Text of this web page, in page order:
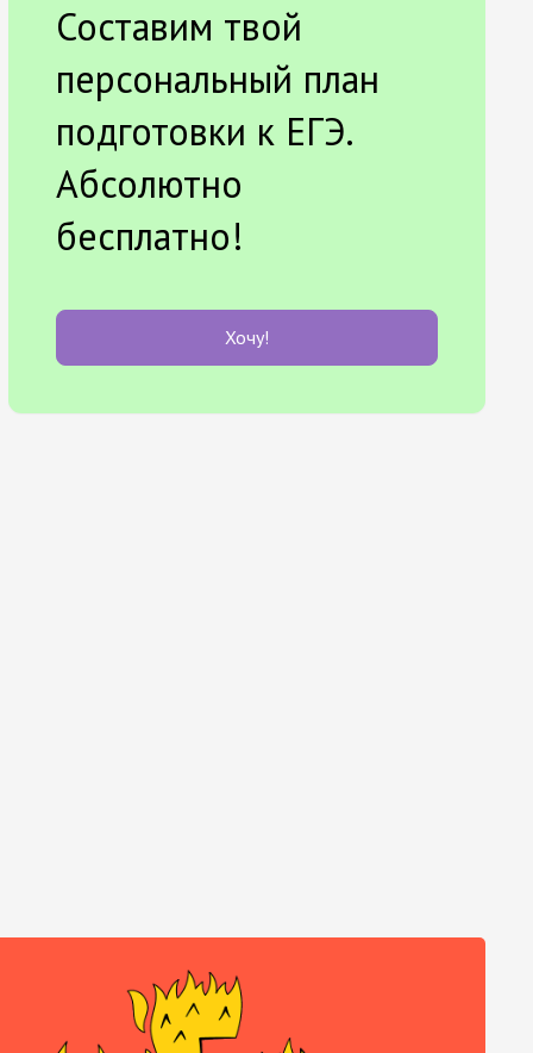
Составим твой
персональный план
подготовки к ЕГЭ.
Абсолютно
бесплатно!
Хочу!